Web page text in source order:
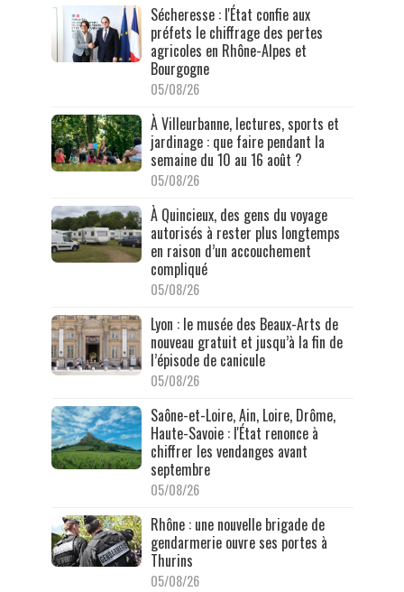
Sécheresse : l'État confie aux
préfets le chiffrage des pertes
agricoles en Rhône-Alpes et
Bourgogne
05/08/26
À Villeurbanne, lectures, sports et
jardinage : que faire pendant la
semaine du 10 au 16 août ?
05/08/26
À Quincieux, des gens du voyage
autorisés à rester plus longtemps
en raison d’un accouchement
compliqué
05/08/26
Lyon : le musée des Beaux-Arts de
nouveau gratuit et jusqu’à la fin de
l’épisode de canicule
05/08/26
Saône-et-Loire, Ain, Loire, Drôme,
Haute-Savoie : l'État renonce à
chiffrer les vendanges avant
septembre
05/08/26
Rhône : une nouvelle brigade de
gendarmerie ouvre ses portes à
Thurins
05/08/26